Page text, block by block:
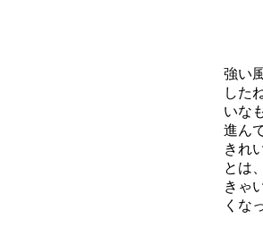
強い
した
いな
進ん
きれ
とは
きゃ